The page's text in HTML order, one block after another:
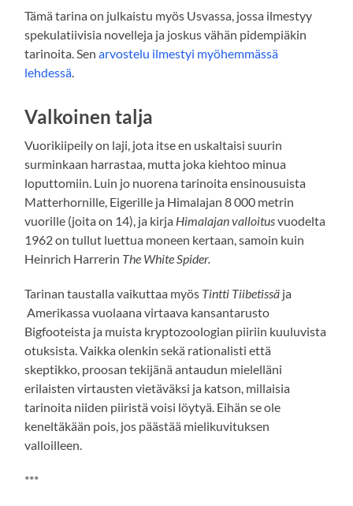
Tämä tarina on julkaistu myös Usvassa, jossa ilmestyy
spekulatiivisia novelleja ja joskus vähän pidempiäkin
tarinoita. Senarvostelu ilmestyi myöhemmässä
lehdessä.
Valkoinen talja
Vuorikiipeily on laji, jota itse en uskaltaisi suurin
surminkaan harrastaa, mutta joka kiehtoo minua
loputtomiin. Luin jo nuorena tarinoita ensinousuista
Matterhornille, Eigerille ja Himalajan 8 000 metrin
vuorille (joita on 14), ja kirja Himalajan valloitusvuodelta
1962 on tullut luettua moneen kertaan, samoin kuin
Heinrich Harrerin The White Spider.
Tarinan taustalla vaikuttaa myös Tintti Tiibetissä ja
Amerikassa vuolaana virtaava kansantarusto
Bigfooteista ja muista kryptozoologian piiriin kuuluvista
otuksista. Vaikka olenkin sekä rationalisti että
skeptikko, proosan tekijänä antaudun mielelläni
erilaisten virtausten vietäväksi ja katson, millaisia
tarinoita niiden piiristä voisi löytyä. Eihän se ole
keneltäkään pois, jos päästää mielikuvituksen
valloilleen.
***